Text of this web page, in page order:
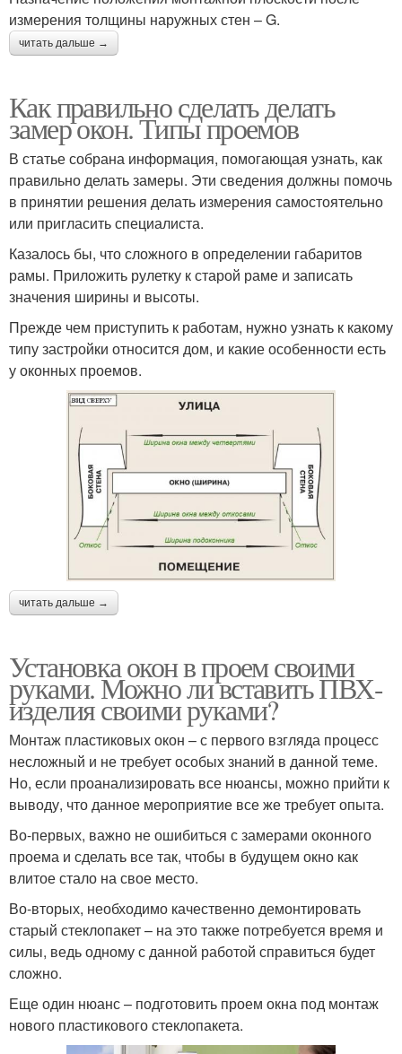
измерения толщины наружных стен – G.
читать дальше →
Как правильно сделать делать
замер окон. Типы проемов
В статье собрана информация, помогающая узнать, как
правильно делать замеры. Эти сведения должны помочь
в принятии решения делать измерения самостоятельно
или пригласить специалиста.
Казалось бы, что сложного в определении габаритов
рамы. Приложить рулетку к старой раме и записать
значения ширины и высоты.
Прежде чем приступить к работам, нужно узнать к какому
типу застройки относится дом, и какие особенности есть
у оконных проемов.
читать дальше →
Установка окон в проем своими
руками. Можно ли вставить ПВХ-
изделия своими руками?
Монтаж пластиковых окон – с первого взгляда процесс
несложный и не требует особых знаний в данной теме.
Но, если проанализировать все нюансы, можно прийти к
выводу, что данное мероприятие все же требует опыта.
Во-первых, важно не ошибиться с замерами оконного
проема и сделать все так, чтобы в будущем окно как
влитое стало на свое место.
Во-вторых, необходимо качественно демонтировать
старый стеклопакет – на это также потребуется время и
силы, ведь одному с данной работой справиться будет
сложно.
Еще один нюанс – подготовить проем окна под монтаж
нового пластикового стеклопакета.